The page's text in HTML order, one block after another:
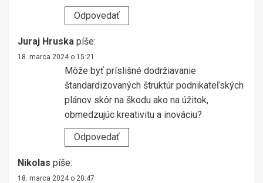
Odpovedať
Juraj Hruska píše:
18. marca 2024 o 15:21
Môže byť príslišné dodržiavanie
štandardizovaných štruktúr podnikateľských
plánov skôr na škodu ako na úžitok,
obmedzujúc kreativitu a inováciu?
Odpovedať
Nikolas píše:
18. marca 2024 o 20:47